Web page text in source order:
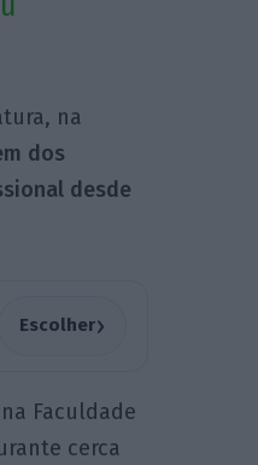
na
dos
desde
Escolher›
Faculdade
cerca